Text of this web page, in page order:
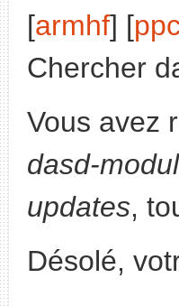
[armhf] [
Chercher
Vous avez
dasd-
updates,
Désolé,